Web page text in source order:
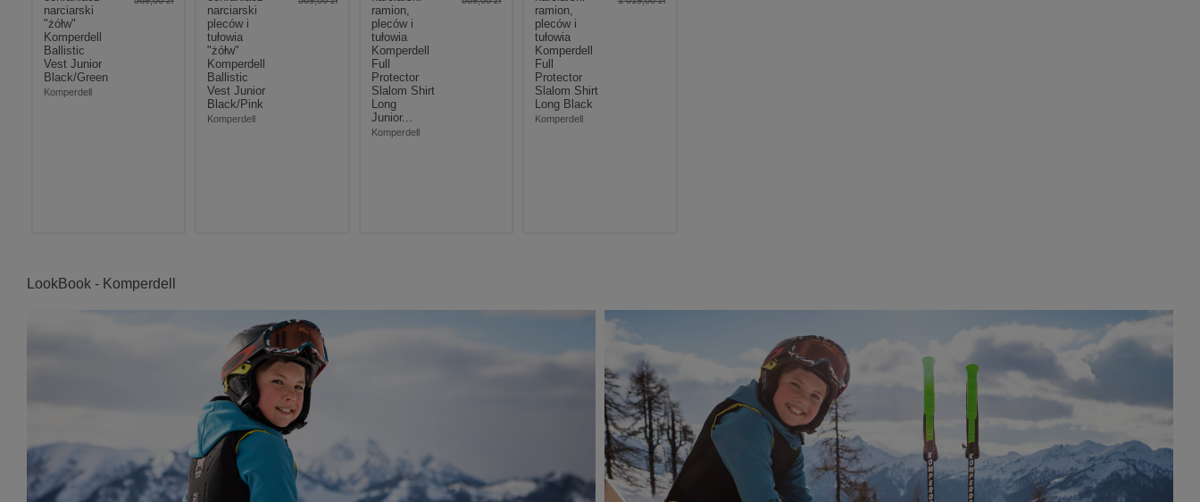
narciarski
"żółw"
Komperdell
Ballistic
Vest Junior
Black/Green
Komperdell
narciarski
pleców i
tułowia
"żółw"
Komperdell
Ballistic
Vest Junior
Black/Pink
Komperdell
ramion,
pleców i
tułowia
Komperdell
Full
Protector
Slalom Shirt
Long
Junior...
Komperdell
ramion,
pleców i
tułowia
Komperdell
Full
Protector
Slalom Shirt
Long Black
Komperdell
LookBook - Komperdell